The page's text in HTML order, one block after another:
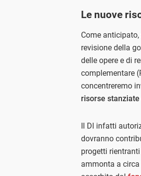
Le nuove
Come
revisione della
delle opere e di
complementare
concentreremo
risorse
Il Dl infatti
dovranno
progetti
ammonta a circa